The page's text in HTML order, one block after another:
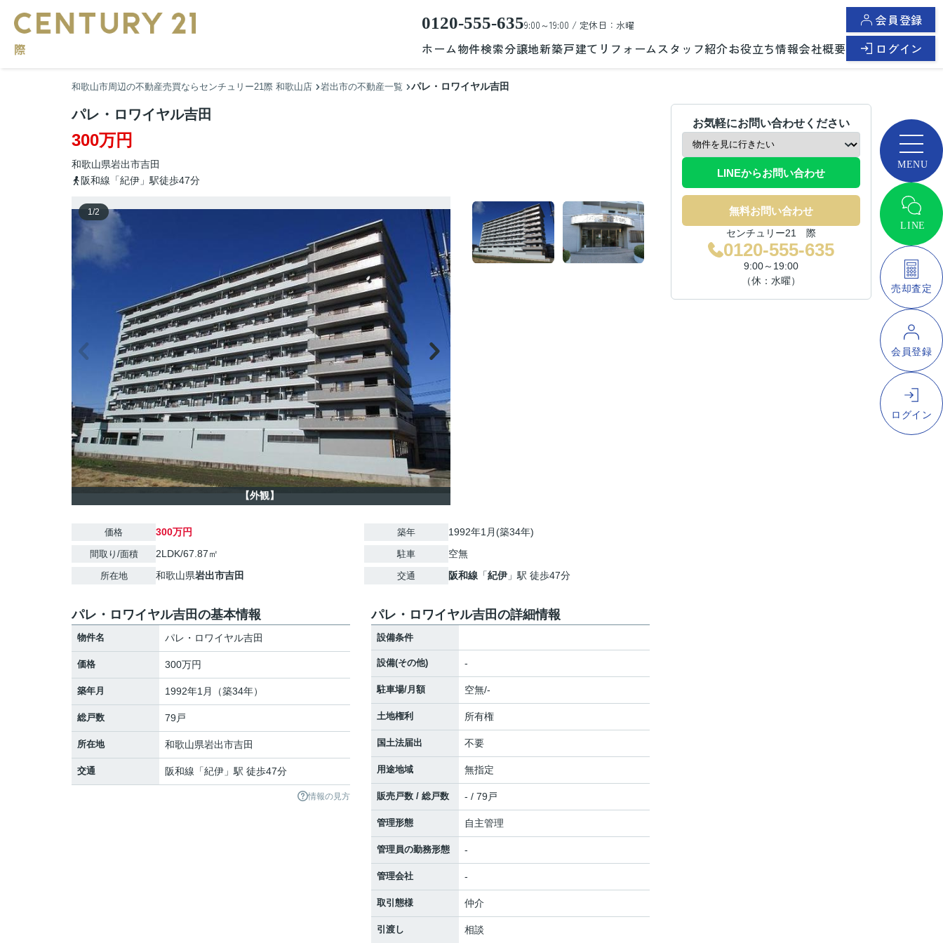
0120-555-6359:00～19:00 / 定休日：水曜
ホーム物件検索分譲地新築戸建て リフォーム スタッフ紹介お役立ち情報会社概要
会員登録
ログイン
和歌山市周辺の不動産売買ならセンチュリー21際 和歌山店 岩出市の不動産一覧 パレ・ロワイヤル吉田
パレ・ロワイヤル吉田
300万円
和歌山県岩出市吉田
阪和線「紀伊」駅徒歩47分
1/2
【外観】
価格 300万円
間取り/面積 2LDK/67.87㎡
所在地 和歌山県岩出市吉田
築年 1992年1月(築34年)
駐車 空無
交通 阪和線 「紀伊 」駅 徒歩47分
パレ・ロワイヤル吉田の基本情報
物件名 パレ・ロワイヤル吉田
価格 300万円
築年月 1992年1月（築34年）
総戸数 79戸
所在地 和歌山県岩出市吉田
交通 阪和線 「紀伊 」駅 徒歩47分
情報の見方
パレ・ロワイヤル吉田の詳細情報
設備条件
設備(その他) -
駐車場/月額 空無/-
土地権利 所有権
国土法届出 不要
用途地域 無指定
販売戸数 / 総戸数 - / 79戸
管理形態 自主管理
管理員の勤務形態 -
管理会社 -
取引態様 仲介
引渡し 相談
お気軽にお問い合わせください
LINEからお問い合わせ
無料お問い合わせ
センチュリー21 際
0120-555-635
9:00～19:00
（休：水曜）